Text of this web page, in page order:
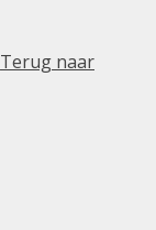
Terug naar